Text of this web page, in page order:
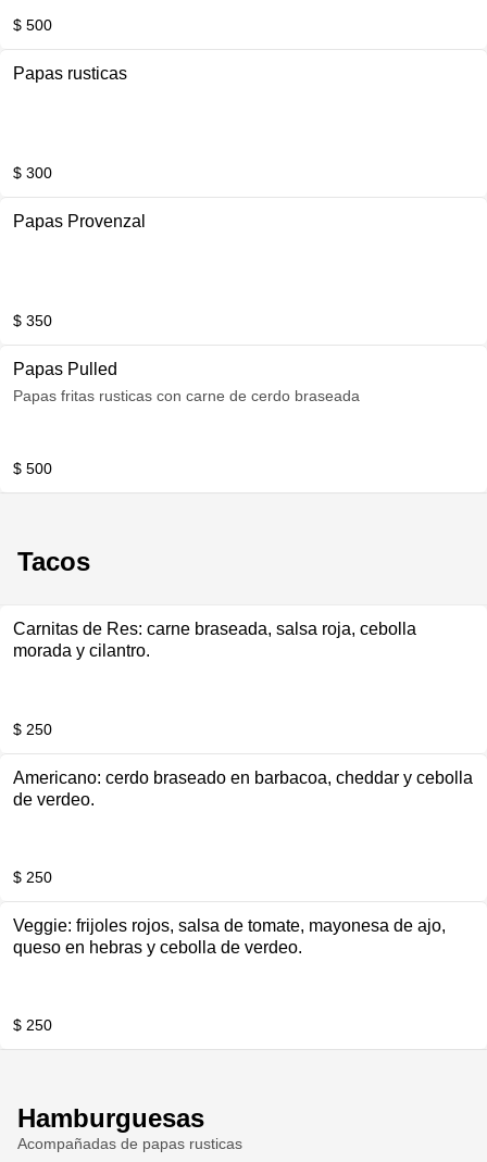
$ 500
Papas rusticas
$ 300
Papas Provenzal
$ 350
Papas Pulled
Papas fritas rusticas con carne de cerdo braseada
$ 500
Tacos
Carnitas de Res: carne braseada, salsa roja, cebolla
morada y cilantro.
$ 250
Americano: cerdo braseado en barbacoa, cheddar y cebolla
de verdeo.
$ 250
Veggie: frijoles rojos, salsa de tomate, mayonesa de ajo,
queso en hebras y cebolla de verdeo.
$ 250
Hamburguesas
Acompañadas de papas rusticas